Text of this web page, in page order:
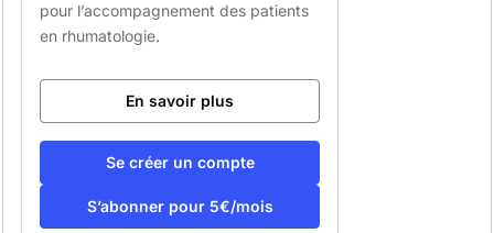
pour l’accompagnement des patients
en rhumatologie.
En savoir plus
Se créer un compte
S’abonner pour 5€/mois